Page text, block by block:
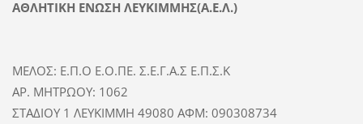
ΑΘΛΗΤΙΚΗ ΕΝΩΣΗ ΛΕΥΚΙΜΜΗΣ(Α.Ε.Λ.)
ΜΕΛΟΣ: Ε.Π.Ο Ε.Ο.ΠΕ. Σ.Ε.Γ.Α.Σ Ε.Π.Σ.Κ
ΑΡ. ΜΗΤΡΩΟΥ: 1062
ΣΤΑΔΙΟΥ 1 ΛΕΥΚΙΜΜΗ 49080 ΑΦΜ: 090308734